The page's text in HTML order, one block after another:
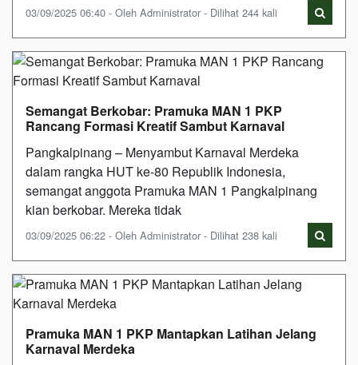
03/09/2025 06:40 - Oleh Administrator - Dilihat 244 kali
Semangat Berkobar: Pramuka MAN 1 PKP
Rancang Formasi Kreatif Sambut Karnaval
Pangkalpinang – Menyambut Karnaval Merdeka
dalam rangka HUT ke-80 Republik Indonesia,
semangat anggota Pramuka MAN 1 Pangkalpinang
kian berkobar. Mereka tidak
03/09/2025 06:22 - Oleh Administrator - Dilihat 238 kali
Pramuka MAN 1 PKP Mantapkan Latihan Jelang
Karnaval Merdeka